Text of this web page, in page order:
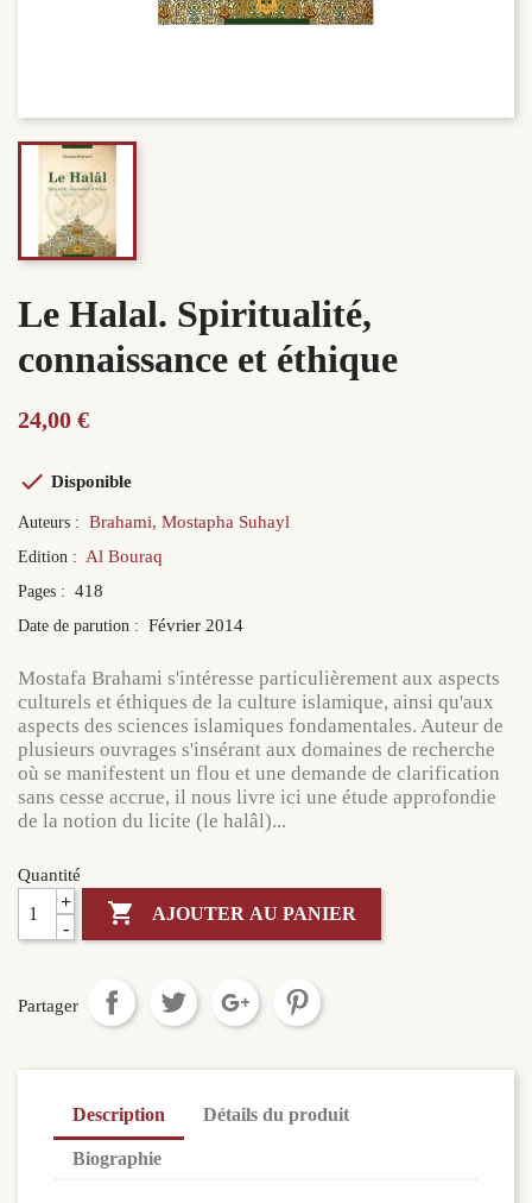
Le Halal. Spiritualité,
connaissance et éthique
24,00 €
 Disponible
Auteurs : Brahami, Mostapha Suhayl
Edition : Al Bouraq
Pages : 418
Date de parution : Février 2014
Mostafa Brahami s'intéresse particulièrement aux aspects
culturels et éthiques de la culture islamique, ainsi qu'aux
aspects des sciences islamiques fondamentales. Auteur de
plusieurs ouvrages s'insérant aux domaines de recherche
où se manifestent un flou et une demande de clarification
sans cesse accrue, il nous livre ici une étude approfondie
de la notion du licite (le halâl)...
Quantité
+
 AJOUTER AU PANIER
Partager
Description Détails du produit
Biographie